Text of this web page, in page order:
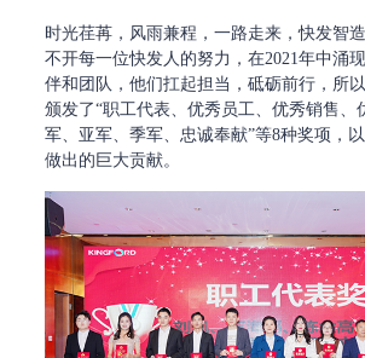
时光荏苒，风雨兼程，一路走来，快发智
不开每一位快发人的努力，在2021年中涌
伴和团队，他们扛起担当，砥砺前行，所
颁发了“职工代表、优秀员工、优秀销售、
军、亚军、季军、忠诚奉献”等8种奖项，
做出的巨大贡献。